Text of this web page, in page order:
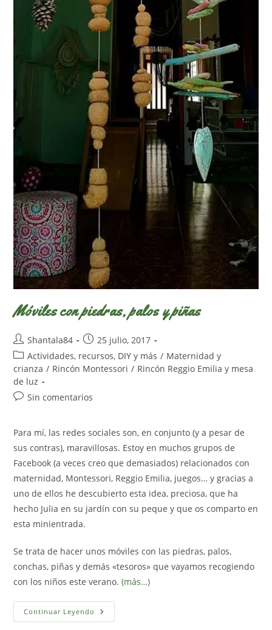
Móviles con piedras, palos y piñas
Autor
de
la
entrada:
Shantala84
Publicación
de
la
25 julio, 2017
Categoría
de
la
entrada:
Actividades, recursos, DIY y más / Maternidad y
crianza / Rincón Montessori / Rincón Reggio Emilia y mesa
de luz
Comentarios
entrada:
Sin comentarios
Para mí, las redes sociales son, en conjunto (y a pesar de
sus contras), maravillosas. Estoy en muchos grupos de
Facebook (a veces creo que demasiados) relacionados con
maternidad, Montessori, Reggio Emilia, juegos… y gracias a
uno de ellos he descubierto esta idea, preciosa, que ha
hecho Julia en su jardín con su peque y que os comparto en
esta minientrada.
Se trata de hacer unos móviles con las piedras, palos,
conchas, piñas y demás «tesoros» que vayamos recogiendo
con los niños este verano.(más…)
Continuar Leyendo Móviles
Con